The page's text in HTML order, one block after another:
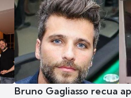
Bruno Gagliasso recua